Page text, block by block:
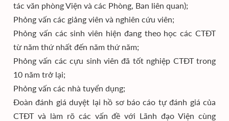
tác văn phòng Viện và các Phòng, Ban liên quan);
Phỏng vấn các giảng viên và nghiên cứu viên;
Phỏng vấn các sinh viên hiện đang theo học các CTĐT
từ năm thứ nhất đến năm thứ năm;
Phỏng vấn các cựu sinh viên đã tốt nghiệp CTĐT trong
10 năm trở lại;
Phỏng vấn các nhà tuyển dụng;
Đoàn đánh giá duyệt lại hồ sơ báo cáo tự đánh giá của
CTĐT và làm rõ các vấn đề với Lãnh đạo Viện cùng